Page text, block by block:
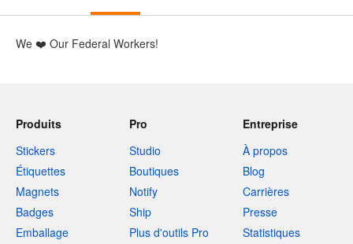
We ❤️ Our Federal Workers!
Produits
Stickers
Étiquettes
Magnets
Badges
Emballage
Pro
Studio
Boutiques
Notify
Ship
Plus d'outils Pro
Entreprise
À propos
Blog
Carrières
Presse
Statistiques